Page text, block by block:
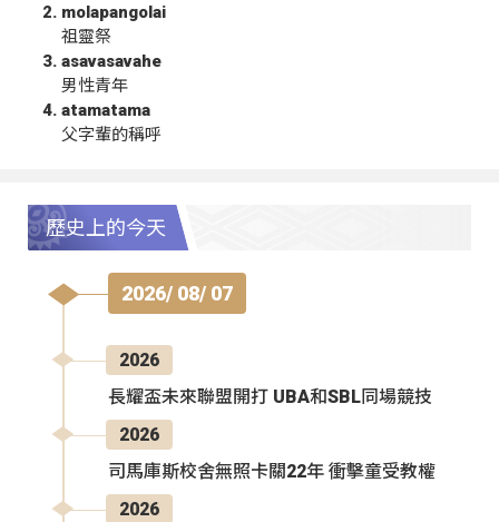
molapangolai
祖靈祭
asavasavahe
男性青年
atamatama
父字輩的稱呼
歷史上的今天
2026/ 08/ 07
2026
長耀盃未來聯盟開打 UBA和SBL同場競技
2026
司馬庫斯校舍無照卡關22年 衝擊童受教權
2026